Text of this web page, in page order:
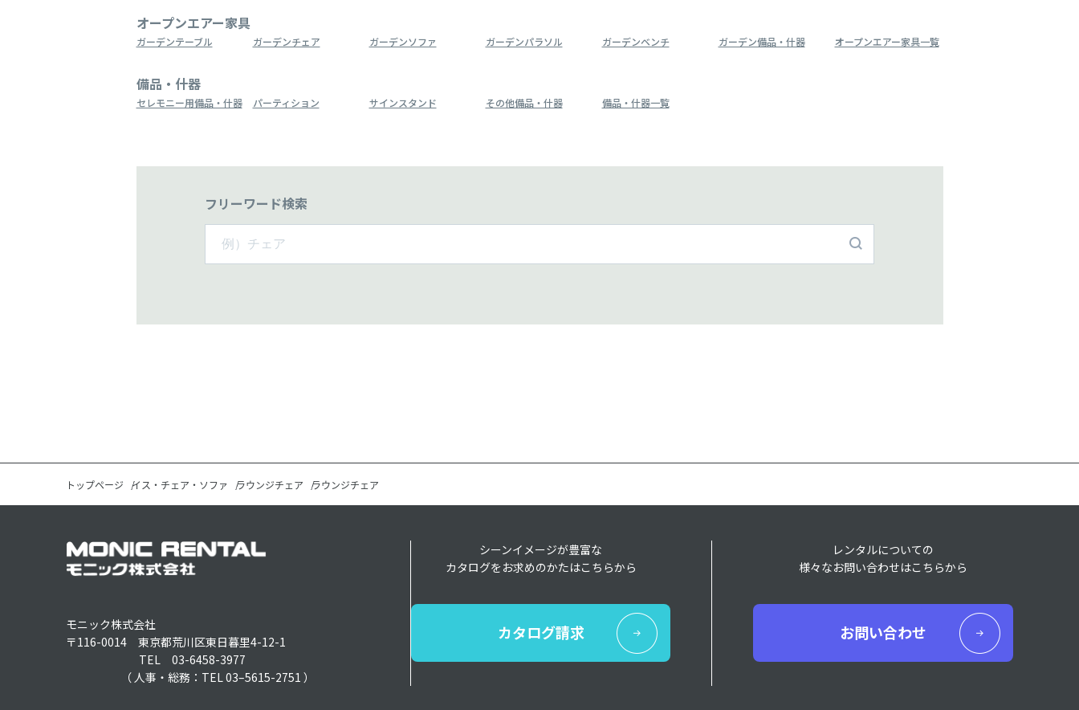
オープンエアー家具
ガーデンテーブル ガーデンチェア ガーデンソファ ガーデンパラソル ガーデンベンチ ガーデン備品・什器 オープンエアー家具一覧
備品・什器
セレモニー用備品・什器 パーティション サインスタンド その他備品・什器 備品・什器一覧
フリーワード検索
トップページ イス・チェア・ソファ ラウンジチェア ラウンジチェア
モニック株式会社
〒116-0014 東京都荒川区東日暮里4-12-1
TEL 03-6458-3977
（ 人事・総務：TEL 03–5615-2751 ）
シーンイメージが豊富な
カタログをお求めのかたはこちらから
カタログ請求
レンタルについての
様々なお問い合わせはこちらから
お問い合わせ